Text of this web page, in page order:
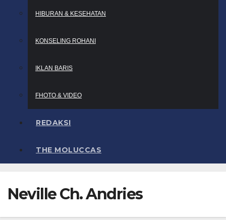
HIBURAN & KESEHATAN
KONSELING ROHANI
IKLAN BARIS
FHOTO & VIDEO
REDAKSI
THE MOLUCCAS
Neville Ch. Andries